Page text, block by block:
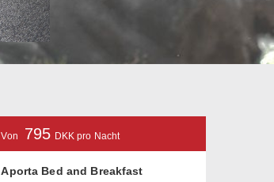
Von 795 DKK pro Nacht
Aporta Bed and Breakfast